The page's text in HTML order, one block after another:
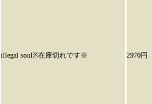
illegal soul※在庫切れです※ 2970円